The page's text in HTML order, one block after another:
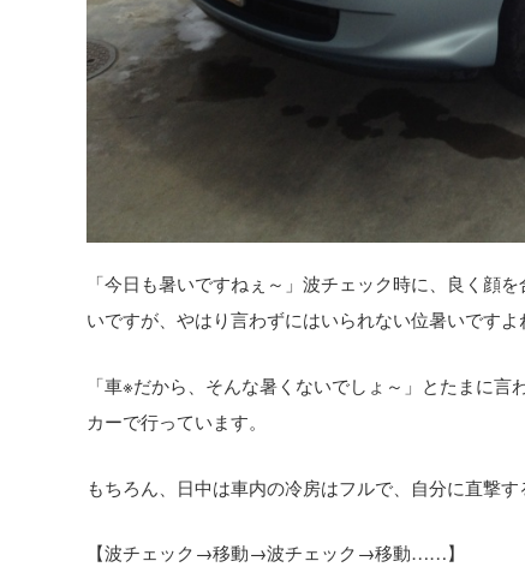
「今日も暑いですねぇ～」波チェック時に、良く顔
いですが、やはり言わずにはいられない位暑いですよ
「車※だから、そんな暑くないでしょ～」とたまに
カーで行っています。
もちろん、日中は車内の冷房はフルで、自分に直撃す
【波チェック→移動→波チェック→移動……】